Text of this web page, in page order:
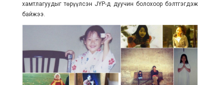
хамтлагуудыг төрүүлсэн JYP-д дуучин болохоор бэлтгэгдэж
байжээ.